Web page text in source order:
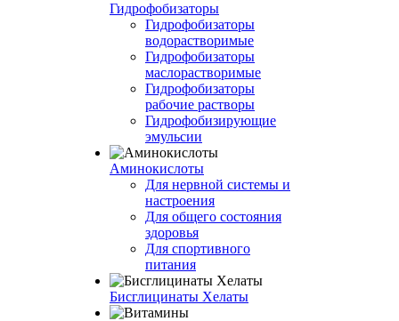
Гидрофобизаторы
Гидрофобизаторы
водорастворимые
Гидрофобизаторы
маслорастворимые
Гидрофобизаторы
рабочие растворы
Гидрофобизирующие
эмульсии
Аминокислоты
Для нервной системы и
настроения
Для общего состояния
здоровья
Для спортивного
питания
Бисглицинаты Хелаты